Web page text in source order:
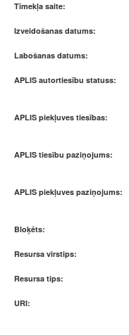
Tīmekļa saite:
Izveidošanas datums:
Labošanas datums:
APLIS autortiesību statuss:
APLIS piekļuves tiesības:
APLIS tiesību paziņojums:
APLIS piekļuves paziņojums:
Bloķēts:
Resursa virstips:
Resursa tips:
URI: